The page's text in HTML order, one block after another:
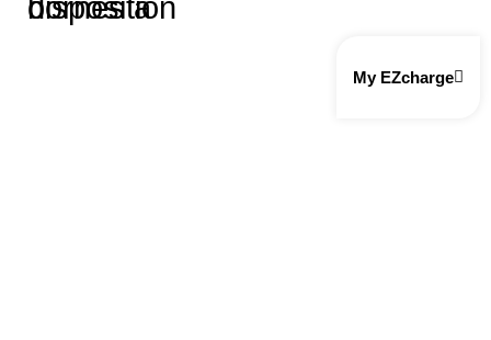
bornes à disposition
My EZcharge